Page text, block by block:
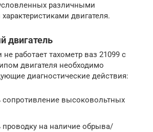
различными
двигателя.
двигатель
не работает тахометр ваз 21099 с
двигателя необходимо
диагностические действия:
сопротивление высоковольтных
проводку на наличие обрыва/